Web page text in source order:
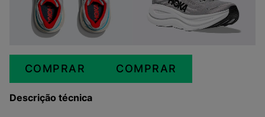
COMPRAR COMPRAR
Descrição técnica